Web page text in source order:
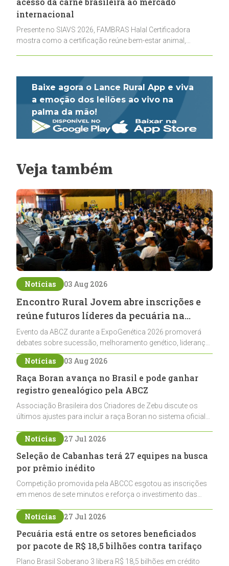
internacional
Presente no SIAVS 2026, FAMBRAS Halal Certificadora
mostra como a certificação reúne bem-estar animal,
Baixe agora o Lance Rural App e viva
a emoção dos leilões ao vivo na
palma da mão!
Veja também
Notícias 03 Aug 2026
Encontro Rural Jovem abre inscrições e
reúne futuros líderes da pecuária na
ExpoGenética 2026
Evento da ABCZ durante a ExpoGenética 2026 promoverá
debates sobre sucessão, melhoramento genético, liderança
e networking para jovens ligados à pecuária
Notícias 03 Aug 2026
Raça Boran avança no Brasil e pode ganhar
registro genealógico pela ABCZ
Associação Brasileira dos Criadores de Zebu discute os
últimos ajustes para incluir a raça Boran no sistema oficial
pecuária nacional
Notícias 27 Jul 2026
Seleção de Cabanhas terá 27 equipes na busca
por prêmio inédito
Competição promovida pela ABCCC esgotou as inscrições
em menos de sete minutos e reforça o investimento das
ao laço
Notícias 27 Jul 2026
Pecuária está entre os setores beneficiados
por pacote de R$ 18,5 bilhões contra tarifaço
Plano Brasil Soberano 3 libera R$ 18,5 bilhões em crédito